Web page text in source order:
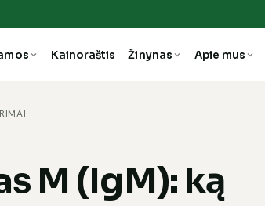
Kainoraštis Žinynas Apie mus
M (IgM): ką